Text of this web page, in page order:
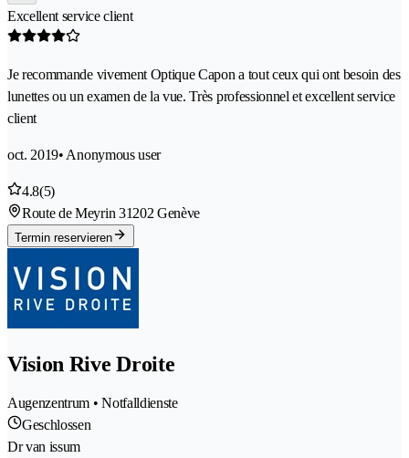
Excellent service client
Je recommande vivement Optique Capon a tout ceux qui ont besoin des
lunettes ou un examen de la vue. Très professionnel et excellent service
client
oct. 2019• Anonymous user
4.8(5)
Route de Meyrin 31202 Genève
Termin reservieren
Vision Rive Droite
Augenzentrum • Notfalldienste
Geschlossen
Dr van issum